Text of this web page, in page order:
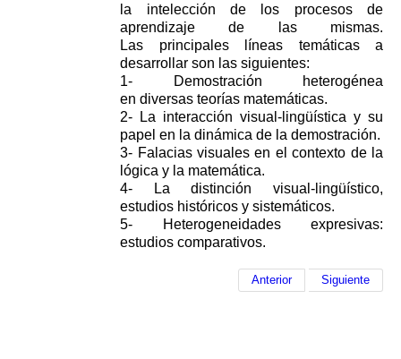
la intelección de los procesos de
aprendizaje de las mismas.
Las principales líneas temáticas a
desarrollar son las siguientes:
1- Demostración heterogénea
endiversas teorías matemáticas.
2- La interacción visual-lingüística y su
papel en la dinámica de lademostración.
3- Falacias visuales en el contexto de la
lógica y la matemática.
4- La distinción visual-lingüístico,
estudios históricos y sistemáticos.
5- Heterogeneidades expresivas:
estudioscomparativos.
Anterior Siguiente